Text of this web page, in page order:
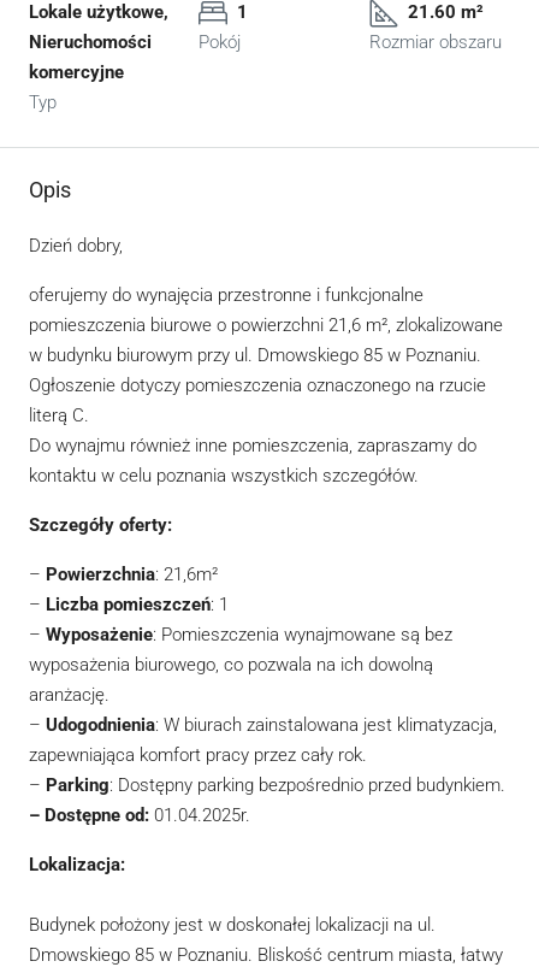
Lokale użytkowe,
Nieruchomości
komercyjne
Typ
1
Pokój
21.60 m²
Rozmiar obszaru
Opis
Dzień dobry,
oferujemy do wynajęcia przestronne i funkcjonalne
pomieszczenia biurowe o powierzchni 21,6 m², zlokalizowane
w budynku biurowym przy ul. Dmowskiego 85 w Poznaniu.
Ogłoszenie dotyczy pomieszczenia oznaczonego na rzucie
literą C.
Do wynajmu również inne pomieszczenia, zapraszamy do
kontaktu w celu poznania wszystkich szczegółów.
Szczegóły oferty:
– Powierzchnia: 21,6m²
– Liczba pomieszczeń: 1
– Wyposażenie: Pomieszczenia wynajmowane są bez
wyposażenia biurowego, co pozwala na ich dowolną
aranżację.
– Udogodnienia: W biurach zainstalowana jest klimatyzacja,
zapewniająca komfort pracy przez cały rok.
– Parking: Dostępny parking bezpośrednio przed budynkiem.
– Dostępne od: 01.04.2025r.
Lokalizacja:
Budynek położony jest w doskonałej lokalizacji na ul.
Dmowskiego 85 w Poznaniu. Bliskość centrum miasta, łatwy